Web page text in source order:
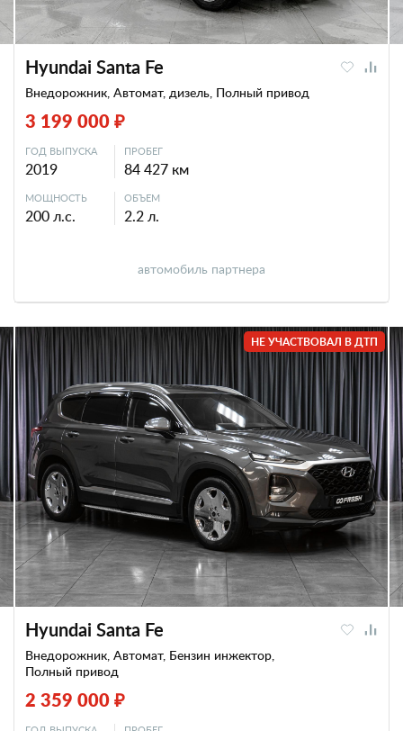
Hyundai Santa Fe
Внедорожник, Автомат, дизель, Полный привод
3 199 000 ₽
ГОД ВЫПУСКА
2019
ПРОБЕГ
84 427 км
МОЩНОСТЬ
200 л.с.
ОБЪЕМ
2.2 л.
автомобиль партнера
НЕ УЧАСТВОВАЛ В ДТП
Hyundai Santa Fe
Внедорожник, Автомат, Бензин инжектор,
Полный привод
2 359 000 ₽